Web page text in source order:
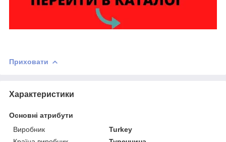
Приховати
Характеристики
Основні атрибути
Виробник
Turkey